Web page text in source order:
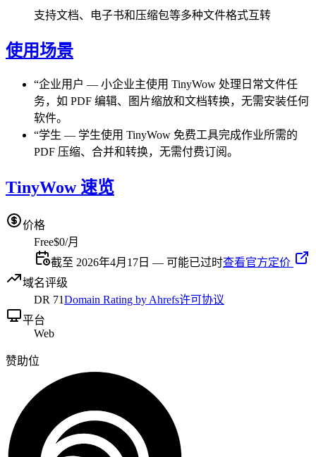
支持文档、电子书和压缩包等多种文件格式互转
使用场景
“企业用户 — 小企业主使用 TinyWow 处理日常文件任
务，如 PDF 编辑、图片缩放和文档转换，无需安装任何
软件。
“学生 — 学生使用 TinyWow 免费工具完成作业所需的
PDF 压缩、合并和转换，无需付费订阅。
TinyWow 速览
价格
Free$0/月
截至 2026年4月17日 — 可能已过时查看官方定价
域名评级
DR 71Domain Rating by Ahrefs许可协议
平台
Web
赞助位